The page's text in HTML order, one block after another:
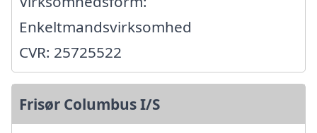
Enkeltmandsvirksomhed
CVR: 25725522
Frisør Columbus I/S